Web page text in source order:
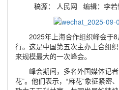
稿源：​ 人民网 编辑：李
2025年上海合作组织峰会于
行。这是中国第五次主办上合组
来规模最大的一次峰会。
峰会期间，多名外国媒体记
花”。他们表示，“麻花”象征紧密